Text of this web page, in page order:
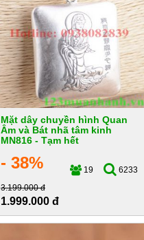
Mặt dây chuyền hình Quan
Âm và Bát nhã tâm kinh
MN816 - Tạm hết
- 38% 19
6233
3.199.000 đ
1.999.000 đ